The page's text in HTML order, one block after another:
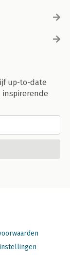
up-to-date
inspirerende